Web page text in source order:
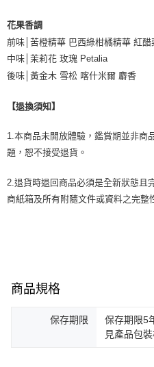
花果香調
前味│苦橙精華 巴西綠柑橘精華 紅醋
中味│茉莉花 玫瑰 Petalia
後味│黃金木 雪松 喀什米爾 麝香
【退換須知】
1.本商品未開放體驗，鑑賞期並非商
題，恕不接受退貨。
2.退貨時退回商品必須是全新狀態且
商紙箱及所有附隨文件或資料之完整
商品規格
保存期限
保存期限5
見產品包